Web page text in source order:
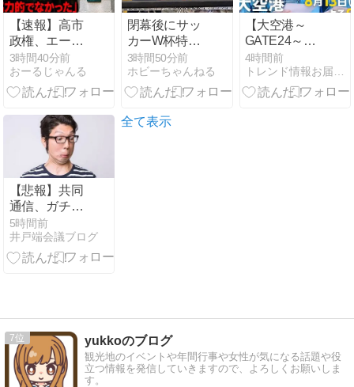
【速報】高市
政権、エース
級の財務官
僚・一松旬氏
を左遷「彼は
った」財務省
の言いなりで
はないことが
判明
3時間40分前
おーるじゃんる
閉幕後にサッ
カーW杯特別
企画、パンサ
ー尾形興奮も
中継回線トラ
芸人に勝手に
3時間50分前
ホビーちゃんねる
【大空港～
GATE24～】
第3話 誘拐事
件発生!? “万
智”趣里が目を
4時間前
【悲報】共同
通信、ガチで
逝
く・・・・・・
5時間前
井戸端会議ブログ
全て表示
7 yukkoのブログ
観光地のイベントや年間行事や女性が気になる話題や役
立つ情報を発信していきますので、よろしくお願いしま
す。